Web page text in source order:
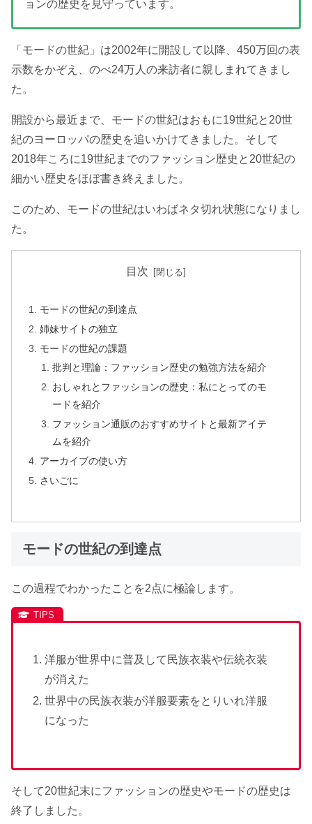
ョンの歴史を見守っています。
「モードの世紀」は2002年に開設して以降、450万回の表
示数をかぞえ、のべ24万人の来訪者に親しまれてきまし
た。
開設から最近まで、モードの世紀はおもに19世紀と20世
紀のヨーロッパの歴史を追いかけてきました。そして
2018年ころに19世紀までのファッション歴史と20世紀の
細かい歴史をほぼ書き終えました。
このため、モードの世紀はいわばネタ切れ状態になりまし
た。
目次
モードの世紀の到達点
姉妹サイトの独立
モードの世紀の課題
批判と理論：ファッション歴史の勉強方法を紹介
おしゃれとファッションの歴史：私にとってのモ
ードを紹介
ファッション通販のおすすめサイトと最新アイテ
ムを紹介
アーカイブの使い方
さいごに
モードの世紀の到達点
この過程でわかったことを2点に極論します。
洋服が世界中に普及して民族衣装や伝統衣装
が消えた
世界中の民族衣装が洋服要素をとりいれ洋服
になった
そして20世紀末にファッションの歴史やモードの歴史は
終了しました。